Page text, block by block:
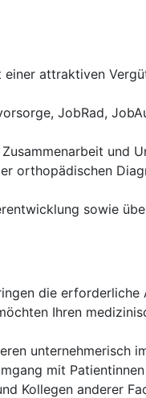
attraktiven
JobRad,
und
orthopädischen
sowie
die erforderliche
Ihren
unternehmerisch
mit
Kollegen anderer